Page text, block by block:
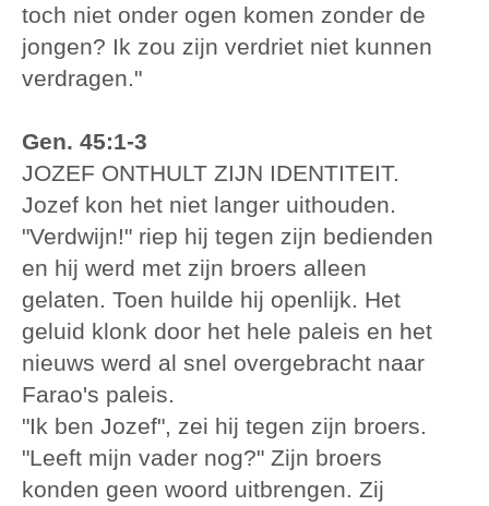
toch niet onder ogen komen zonder de
jongen? Ik zou zijn verdriet niet kunnen
verdragen."
Gen. 45:1-3
JOZEF ONTHULT ZIJN IDENTITEIT.
Jozef kon het niet langer uithouden.
"Verdwijn!" riep hij tegen zijn bedienden
en hij werd met zijn broers alleen
gelaten. Toen huilde hij openlijk. Het
geluid klonk door het hele paleis en het
nieuws werd al snel overgebracht naar
Farao's paleis.
"Ik ben Jozef", zei hij tegen zijn broers.
"Leeft mijn vader nog?" Zijn broers
konden geen woord uitbrengen. Zij